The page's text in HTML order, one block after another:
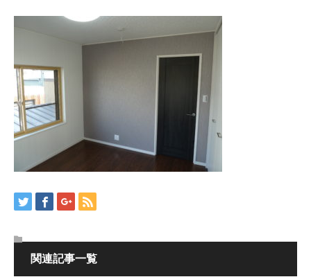
関連記事一覧